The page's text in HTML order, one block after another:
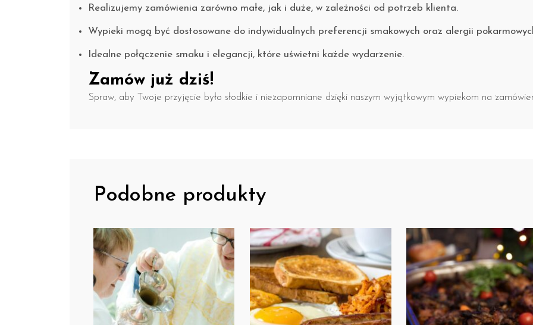
Realizujemy zamówienia zarówno małe, jak i duże, w zależności od potrzeb klienta.
Wypieki mogą być dostosowane do indywidualnych preferencji smakowych oraz alergii
Idealne połączenie smaku i elegancji, które uświetni każde wydarzenie.
Zamów już dziś!
Spraw, aby Twoje przyjęcie było słodkie i niezapomniane dzięki naszym wyjątkowym wypiekom na
Podobne produkty